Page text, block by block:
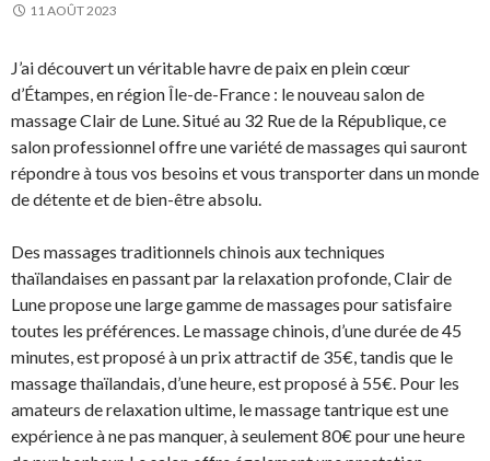
11 AOÛT 2023
J’ai découvert un véritable havre de paix en plein cœur
d’Étampes, en région Île-de-France : le nouveau salon de
massage Clair de Lune. Situé au 32 Rue de la République, ce
salon professionnel offre une variété de massages qui sauront
répondre à tous vos besoins et vous transporter dans un monde
de détente et de bien-être absolu.
Des massages traditionnels chinois aux techniques
thaïlandaises en passant par la relaxation profonde, Clair de
Lune propose une large gamme de massages pour satisfaire
toutes les préférences. Le massage chinois, d’une durée de 45
minutes, est proposé à un prix attractif de 35€, tandis que le
massage thaïlandais, d’une heure, est proposé à 55€. Pour les
amateurs de relaxation ultime, le massage tantrique est une
expérience à ne pas manquer, à seulement 80€ pour une heure